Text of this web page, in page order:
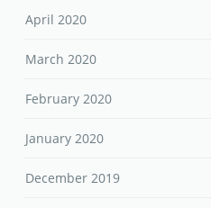
April 2020
March 2020
February 2020
January 2020
December 2019